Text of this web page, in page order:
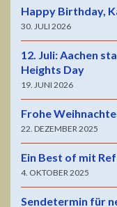
Happy Birthday,
30. JULI 2026
12. Juli: Aachen
Heights Day
19. JUNI 2026
Frohe
22. DEZEMBER 2025
Ein Best of mit
4. OKTOBER 2025
Sendetermin für